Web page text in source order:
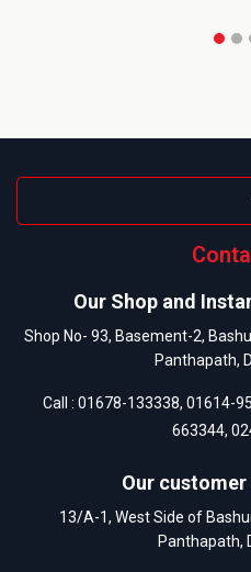
Our Shop and
Shop No- 93, Basement-2,
Panthapath,
Call : 01678-133338, 01614-
663344,
Our
13/A-1, West Side of
Panthapath,